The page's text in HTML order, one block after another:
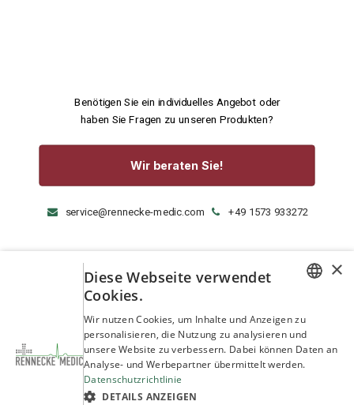
Benötigen Sie ein individuelles Angebot oder
haben Sie Fragen zu unseren Produkten?
Wir beraten Sie!
service@rennecke-medic.com +49 1573 933272
ENGLISH
×
Diese Webseite verwendet
Cookies.
Wir nutzen Cookies, um Inhalte und Anzeigen zu
personalisieren, die Nutzung zu analysieren und
unsere Website zu verbessern. Dabei können Daten an
Analyse- und Werbepartner übermittelt werden.
Datenschutzrichtlinie
DETAILS ANZEIGEN